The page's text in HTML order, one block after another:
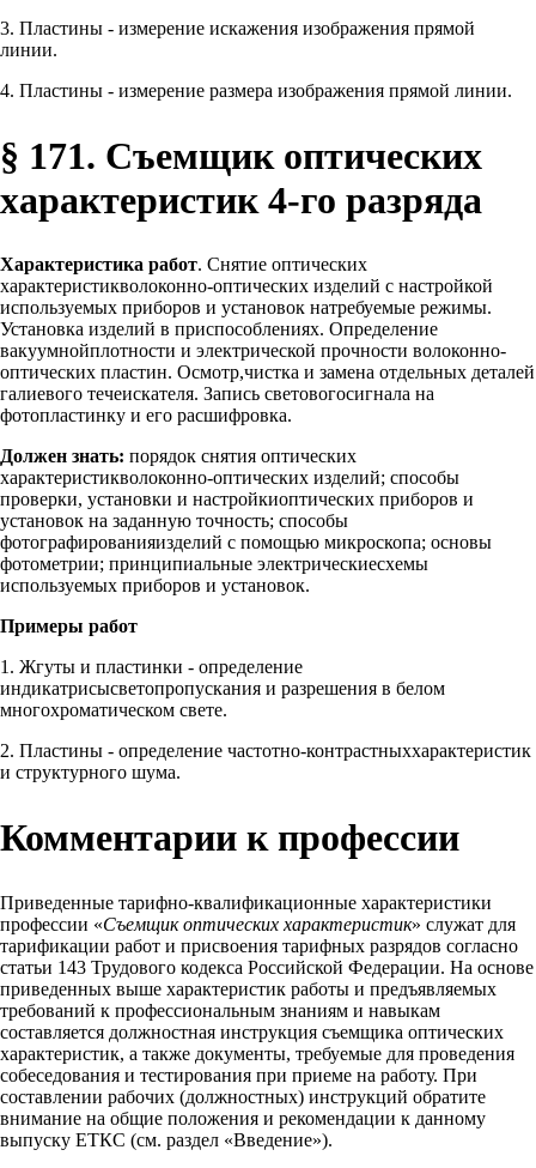
3. Пластины - измерение искажения изображения прямой
линии.
4. Пластины - измерение размера изображения прямой линии.
§ 171. Съемщик оптических
характеристик 4-го разряда
Характеристика работ. Снятие оптических
характеристикволоконно-оптических изделий с настройкой
используемых приборов и установок натребуемые режимы.
Установка изделий в приспособлениях. Определение
вакуумнойплотности и электрической прочности волоконно-
оптических пластин. Осмотр,чистка и замена отдельных деталей
галиевого течеискателя. Запись световогосигнала на
фотопластинку и его расшифровка.
Должен знать: порядок снятия оптических
характеристикволоконно-оптических изделий; способы
проверки, установки и настройкиоптических приборов и
установок на заданную точность; способы
фотографированияизделий с помощью микроскопа; основы
фотометрии; принципиальные электрическиесхемы
используемых приборов и установок.
Примеры работ
1. Жгуты и пластинки - определение
индикатрисысветопропускания и разрешения в белом
многохроматическом свете.
2. Пластины - определение частотно-контрастныххарактеристик
и структурного шума.
Комментарии к профессии
Приведенные тарифно-квалификационные характеристики
профессии «Съемщик оптических характеристик» служат для
тарификации работ и присвоения тарифных разрядов согласно
статьи 143 Трудового кодекса Российской Федерации. На основе
приведенных выше характеристик работы и предъявляемых
требований к профессиональным знаниям и навыкам
составляется должностная инструкция съемщика оптических
характеристик, а также документы, требуемые для проведения
собеседования и тестирования при приеме на работу. При
составлении рабочих (должностных) инструкций обратите
внимание на общие положения и рекомендации к данному
выпуску ЕТКС (см. раздел «Введение»).